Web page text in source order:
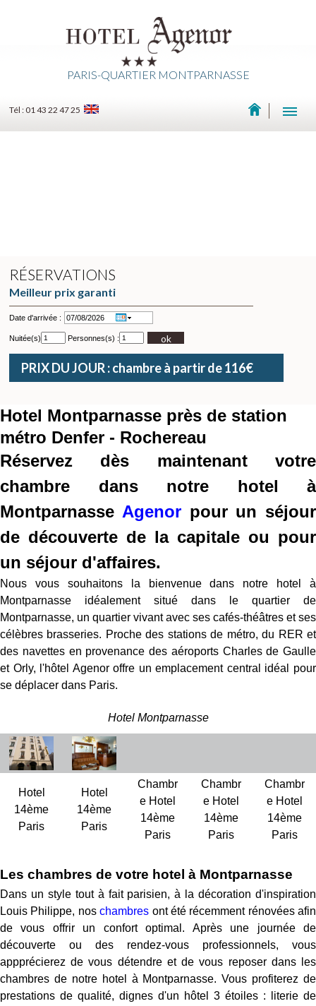
PARIS-QUARTIER MONTPARNASSE
Tél : 01 43 22 47 25
RÉSERVATIONS
Meilleur prix garanti
Date d'arrivée :
Nuitée(s) Personnes(s) : ok
PRIX DU JOUR : chambre à partir de 116€
Hotel Montparnasse près de station
métro Denfer - Rochereau
Réservez dès maintenant votre
chambre dans notre hotel à
Montparnasse Agenorpour un séjour
de découverte de la capitale ou pour
un séjour d'affaires.
Nous vous souhaitons la bienvenue dans notre hotel à
Montparnasse idéalement situé dans le quartier de
Montparnasse, un quartier vivant avec ses cafés-théâtres et ses
célèbres brasseries. Proche des stations de métro, du RER et
des navettes en provenance des aéroports Charles de Gaulle
et Orly, l'hôtel Agenor offre un emplacement central idéal pour
se déplacer dans Paris.
Hotel Montparnasse
Hotel
14ème
Paris
Hotel
14ème
Paris
Chambr
e Hotel
14ème
Paris
Chambr
e Hotel
14ème
Paris
Chambr
e Hotel
14ème
Paris
Les chambres de votre hotel à Montparnasse
Dans un style tout à fait parisien, à la décoration d'inspiration
Louis Philippe, noschambres ont été récemment rénovées afin
de vous offrir un confort optimal. Après une journée de
découverte ou des rendez-vous professionnels, vous
appprécierez de vous détendre et de vous reposer dans les
chambres de notre hotel à Montparnasse. Vous profiterez de
prestations de qualité, dignes d'un hôtel 3 étoiles : literie de